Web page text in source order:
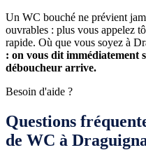
Un WC bouché ne prévient
ouvrables : plus vous appelez
rapide. Où que vous soyez à
: on vous dit immédiatement
déboucheur arrive.
Besoin d'aide ?
Questions
de WC à